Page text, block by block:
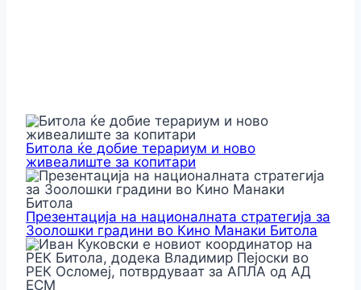
Битола ќе добие терариум и ново
живеалиште за копитари
Презентација на националната стратегија за
Зоолошки градини во Кино Манаки Битола